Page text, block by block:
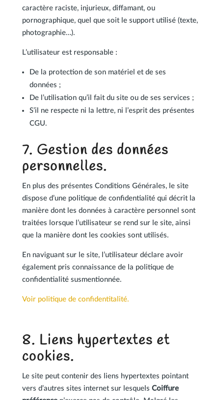
caractère raciste, injurieux, diffamant, ou
pornographique, quel que soit le support utilisé (texte,
photographie…).
L’utilisateur est responsable :
De la protection de son matériel et de ses
données ;
De l’utilisation qu’il fait du site ou de ses services ;
S’il ne respecte ni la lettre, ni l’esprit des présentes
CGU.
7. Gestion des données
personnelles.
En plus des présentes Conditions Générales, le site
dispose d’une politique de confidentialité qui décrit la
manière dont les données à caractère personnel sont
traitées lorsque l’utilisateur se rend sur le site, ainsi
que la manière dont les cookies sont utilisés.
En naviguant sur le site, l’utilisateur déclare avoir
également pris connaissance de la politique de
confidentialité susmentionnée.
Voir politique de confidentitalité.
8. Liens hypertextes et
cookies.
Le site peut contenir des liens hypertextes pointant
vers d’autres sites internet sur lesquels Coiffure